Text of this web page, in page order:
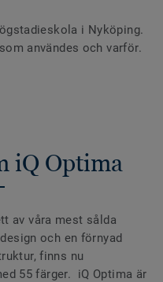
i Nyköping.
användes och varför.
iQ Optima
av våra mest sålda
och en förnyad
finns nu
55 färger. iQ Optima är